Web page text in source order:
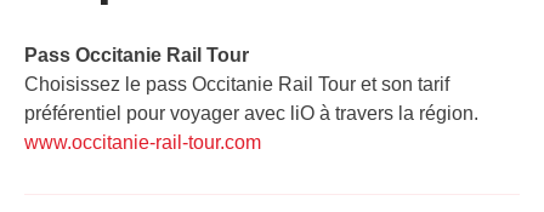
Pass Occitanie Rail Tour​
Choisissez le pass Occitanie Rail Tour et son tarif
préférentiel pour voyager avec liO à travers la région.
www.occitanie-rail-tour.com